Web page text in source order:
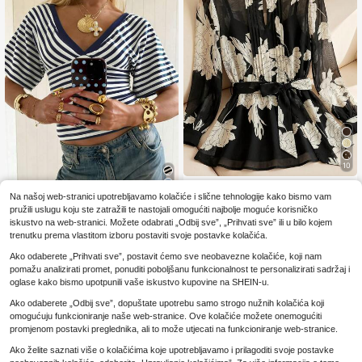
Nova modna majica s V-izrezom i p
rugama, prugasti pleteni materijal u
za proljeće/ljeto, opušten stil
8
10
veličine s cvjetnim printom, nabrani
m detaljima i dugim rukavima
13.49€
Na našoj web-stranici upotrebljavamo kolačiće i slične tehnologije kako bismo vam
pružili uslugu koju ste zatražili te nastojali omogućiti najbolje moguće korisničko
iskustvo na web-stranici. Možete odabrati „Odbij sve”, „Prihvati sve” ili u bilo kojem
trenutku prema vlastitom izboru postaviti svoje postavke kolačića.
Ako odaberete „Prihvati sve”, postavit ćemo sve neobavezne kolačiće, koji nam
pomažu analizirati promet, ponuditi poboljšanu funkcionalnost te personalizirati sadržaj i
oglase kako bismo upotpunili vaše iskustvo kupovine na SHEIN-u.
Ako odaberete „Odbij sve”, dopuštate upotrebu samo strogo nužnih kolačića koji
omogućuju funkcioniranje naše web-stranice. Ove kolačiće možete onemogućiti
promjenom postavki preglednika, ali to može utjecati na funkcioniranje web-stranice.
Ako želite saznati više o kolačićima koje upotrebljavamo i prilagoditi svoje postavke